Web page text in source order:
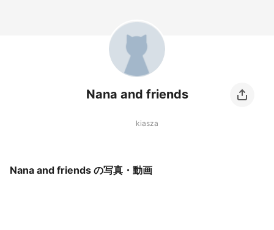
Nana and friends
kiasza
Nana and friends の写真・動画